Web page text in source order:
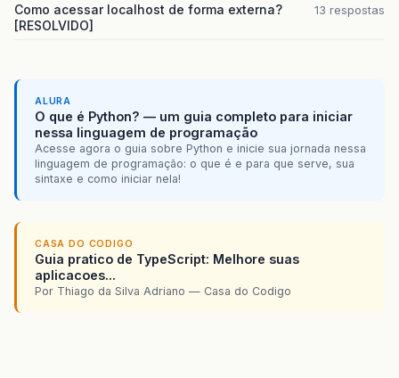
Como acessar localhost de forma externa?
[RESOLVIDO]
13 respostas
ALURA
O que é Python? — um guia completo para iniciar
nessa linguagem de programação
Acesse agora o guia sobre Python e inicie sua jornada nessa
linguagem de programação: o que é e para que serve, sua
sintaxe e como iniciar nela!
CASA DO CODIGO
Guia pratico de TypeScript: Melhore suas
aplicacoes...
Por Thiago da Silva Adriano — Casa do Codigo